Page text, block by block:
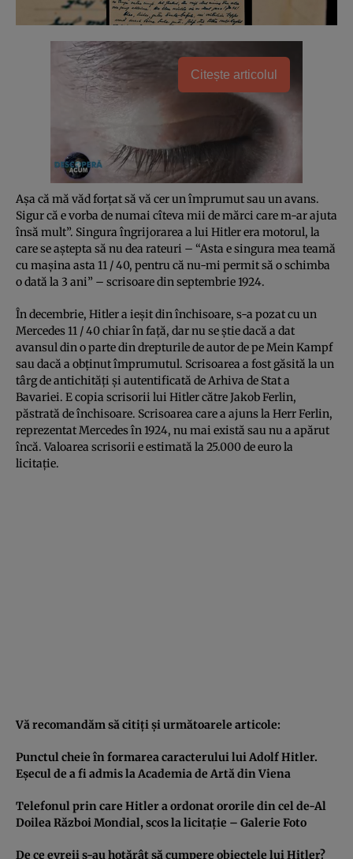
Citește articolul
Aşa că mă văd forţat să vă cer un împrumut sau un avans.
Sigur că e vorba de numai cîteva mii de mărci care m-ar ajuta
însă mult”. Singura îngrijorarea a lui Hitler era motorul, la
care se aştepta să nu dea rateuri – “Asta e singura mea teamă
cu maşina asta 11 / 40, pentru că nu-mi permit să o schimba
o dată la 3 ani” – scrisoare din septembrie 1924.
În decembrie, Hitler a ieşit din închisoare, s-a pozat cu un
Mercedes 11 / 40 chiar în faţă, dar nu se ştie dacă a dat
avansul din o parte din drepturile de autor de pe Mein Kampf
sau dacă a obţinut împrumutul. Scrisoarea a fost găsită la un
târg de antichităţi şi autentificată de Arhiva de Stat a
Bavariei. E copia scrisorii lui Hitler către Jakob Ferlin,
păstrată de închisoare. Scrisoarea care a ajuns la Herr Ferlin,
reprezentat Mercedes în 1924, nu mai există sau nu a apărut
încă. Valoarea scrisorii e estimată la 25.000 de euro la
licitaţie.
Vă recomandăm să citiţi şi următoarele articole:
Punctul cheie în formarea caracterului lui Adolf Hitler.
Eşecul de a fi admis la Academia de Artă din Viena
Telefonul prin care Hitler a ordonat ororile din cel de-Al
Doilea Război Mondial, scos la licitaţie – Galerie Foto
De ce evreii s-au hotărât să cumpere obiectele lui Hitler?